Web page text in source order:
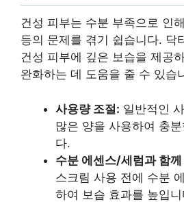
건성 피부는 수분 부족으로 인
등의 문제를 겪기 쉽습니다. 닥
건성 피부에 깊은 보습을 제공
완화하는 데 도움을 줄 수 있습
사용량 조절: 일반적인
많은 양을 사용하여 충
다.
수분 에센스/세럼과 함께
스크림 사용 전에 수분
하여 보습 효과를 높입니